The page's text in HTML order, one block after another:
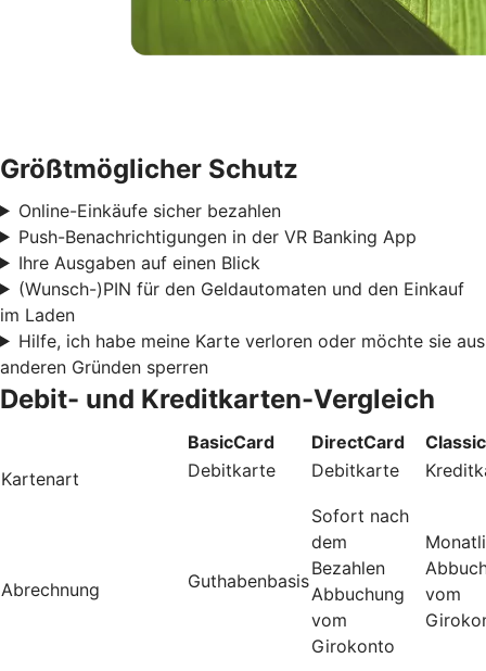
Größtmöglicher Schutz
Online-Einkäufe sicher bezahlen
Push-Benachrichtigungen in der VR Banking App
Ihre Ausgaben auf einen Blick
(Wunsch-)PIN für den Geldautomaten und den Einkauf
im Laden
Hilfe, ich habe meine Karte verloren oder möchte sie aus
anderen Gründen sperren
Debit- und Kreditkarten-Vergleich
BasicCard DirectCard
Kartenart
Debitkarte Debitkarte
Abrechnung Guthabenbasis
Sofort nach
dem
Bezahlen
Abbuchung
vom
Girokonto
vom